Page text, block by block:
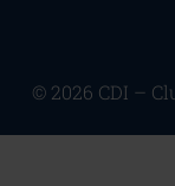
© 2026 CDI –